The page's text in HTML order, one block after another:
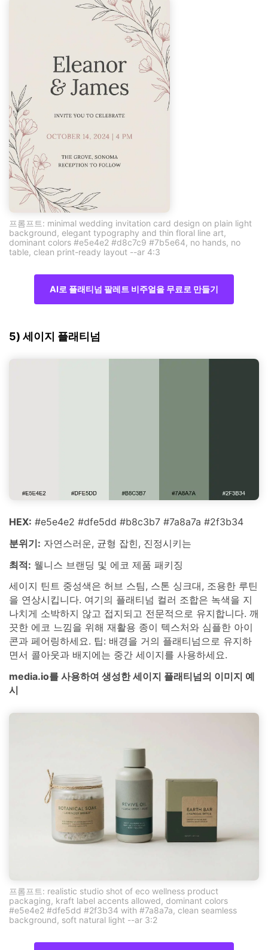
프롬프트: minimal wedding invitation card design on plain light
background, elegant typography and thin floral line art,
dominant colors #e5e4e2 #d8c7c9 #7b5e64, no hands, no
table, clean print-ready layout --ar 4:3
AI로 플래티넘 팔레트 비주얼을 무료로 만들기
5) 세이지 플래티넘
HEX: #e5e4e2 #dfe5dd #b8c3b7 #7a8a7a #2f3b34
분위기: 자연스러운, 균형 잡힌, 진정시키는
최적: 웰니스 브랜딩 및 에코 제품 패키징
세이지 틴트 중성색은 허브 스팀, 스톤 싱크대, 조용한 루틴
을 연상시킵니다. 여기의 플래티넘 컬러 조합은 녹색을 지
나치게 소박하지 않고 접지되고 전문적으로 유지합니다. 깨
끗한 에코 느낌을 위해 재활용 종이 텍스처와 심플한 아이
콘과 페어링하세요. 팁: 배경을 거의 플래티넘으로 유지하
면서 콜아웃과 배지에는 중간 세이지를 사용하세요.
media.io를 사용하여 생성한 세이지 플래티넘의 이미지 예
시
프롬프트: realistic studio shot of eco wellness product
packaging, kraft label accents allowed, dominant colors
#e5e4e2 #dfe5dd #2f3b34 with #7a8a7a, clean seamless
background, soft natural light --ar 3:2